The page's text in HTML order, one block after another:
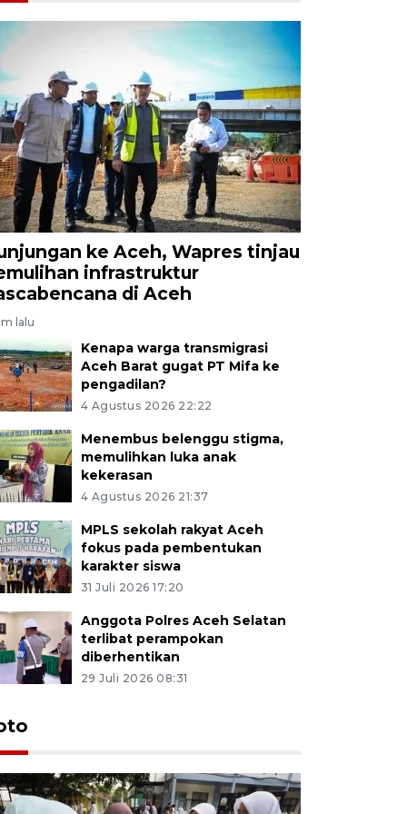
ke Aceh, Wapres tinjau
infrastruktur
di Aceh
lalu
Kenapa warga transmigrasi
Aceh Barat gugat PT Mifa ke
pengadilan?
4 Agustus 2026 22:22
Menembus belenggu stigma,
memulihkan luka anak
kekerasan
4 Agustus 2026 21:37
MPLS sekolah rakyat Aceh
fokus pada pembentukan
karakter siswa
31 Juli 2026 17:20
Anggota Polres Aceh Selatan
terlibat perampokan
diberhentikan
29 Juli 2026 08:31